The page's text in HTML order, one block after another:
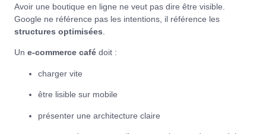
Avoir une boutique en ligne ne veut pas dire être visible.
Google ne référence pas les intentions, il référence les
structures optimisées
Un e-commerce café doit :
charger vite
être lisible sur mobile
présenter une architecture claire